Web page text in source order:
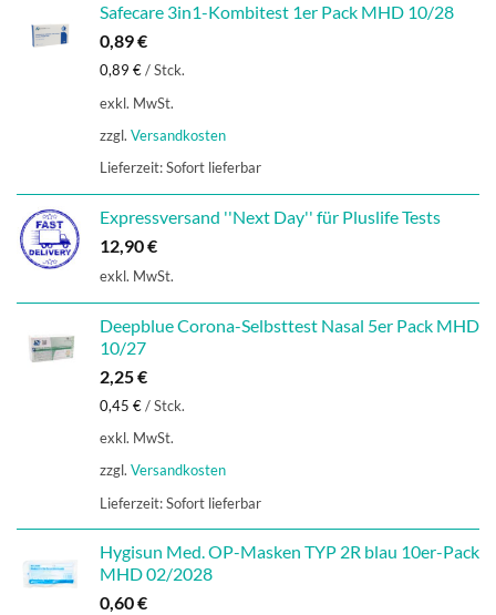
Safecare 3in1-Kombitest 1er Pack MHD 10/28
0,89€
0,89 €/Stck.
exkl. MwSt.
zzgl. Versandkosten
Lieferzeit:Sofort lieferbar
Expressversand ''Next Day'' für Pluslife Tests
12,90€
exkl. MwSt.
Deepblue Corona-Selbsttest Nasal 5er Pack MHD
10/27
2,25€
0,45 €/Stck.
exkl. MwSt.
zzgl. Versandkosten
Lieferzeit:Sofort lieferbar
Hygisun Med. OP-Masken TYP 2R blau 10er-Pack
MHD 02/2028
0,60€